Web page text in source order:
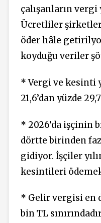
çalışanların vergi
Ücretliler
öder hâle
koyduğu veriler
* Vergi ve kesinti
21,6’dan yüzde
* 2026’da işçinin
dörtte birinden
gidiyor. İşçiler
kesintileri
* Gelir vergisi en
bin TL